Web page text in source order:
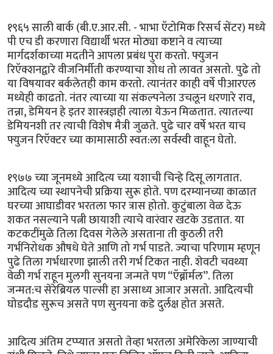
१९६५ साली बार्क (बी.ए.आर.सी. - भाभा ऍटोमिक रिसर्च सेंटर) मध्ये
पी एच डी करणारा विद्यार्थी भरत मोठ्या कष्टाने व त्याच्या
मार्गदर्शकाच्या मदतीने आपला प्रबंध पुरा करतो. फ्युजन
रिऍक्शनद्वारे वीजनिर्मीती करण्याचा शोध तो लावत असतो. पुढे तो
या विषयावर बर्कलेतही काम करतो. त्यानंतर काही वर्षे पीआरएल
मध्येही काढतो. नंतर त्याच्या या संकल्पनेला उचलून धरणारे राव,
तन्ना, डेमियन हे इतर शास्त्रज्ञही त्याला येऊन मिळतात. त्यातल्या
डेमियनशी तर त्याची विशेष मैत्री जुळते. पुढे चार वर्षे भरत याच
फ्युजन रिऍक्टर च्या कामासाठी स्वत:ला सर्वस्वी वाहून घेतो.
१९७७ च्या जूनमध्ये आदित्य च्या यशाची चिन्हे दिसू लागतात.
आदित्य च्या स्थापनेची प्रक्रिया सुरू होते. पण दरम्यानच्या काळात
घरच्या आघाडीवर भरतला फार त्रास होतो. कुटुंबाला वेळ देऊ
शकत नसल्याने पत्नी छायाशी त्याचे वारंवार खटके उडतात. या
कटकटींमुळे तिला दिवस गेलेले असताना ती कुठली तरी
गर्भनिरोधक औषधे घेते आणि तो गर्भ पाडते. ज्याचा परिणाम म्हणून
पुढे तिला गर्भधारणा झाली तरी गर्भ टिकत नाही. शेवटी चवथ्या
वेळी गर्भ राहून मुलगी सुनयना जन्मते पण “ऍब्नॉर्मल”. तिला
जन्मत:च सेरेब्रियल पाल्सी हा असाध्य आजार असतो. आदित्यची
घोडदौड सुरूच असते पण सुनयना कडे दुर्लक्ष होत असते.
आदित्य अंतिम टप्प्यात असतो तेव्हा भरतला अमेरिकेला जाण्याची